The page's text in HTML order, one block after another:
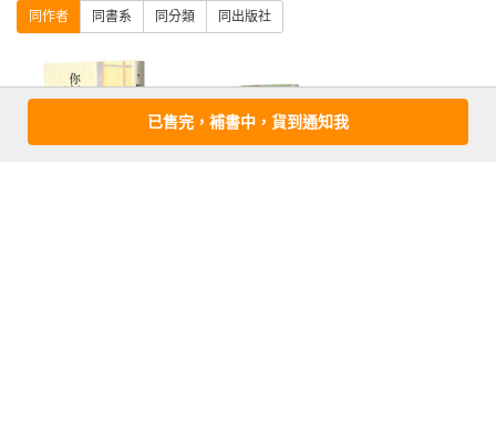
同作者 同書系 同分類 同出版社
已售完，補書中，貨到通知我